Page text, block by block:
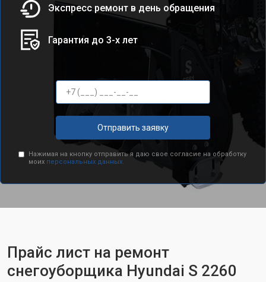
Экспресс ремонт в день обращения
Гарантия до 3-х лет
Отправить заявку
Нажимая на кнопку отправить я даю свое согласие на обработку
моих персональных данных.
Прайс лист на ремонт
снегоуборщика Hyundai S 2260